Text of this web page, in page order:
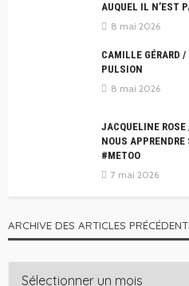
AUQUEL IL N’EST
8 mai 2026
CAMILLE GÉRARD
PULSION
8 mai 2026
JACQUELINE ROSE
NOUS
#METOO
7 mai 2026
ARCHIVE DES ARTICLES